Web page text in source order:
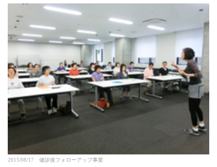
2015/08/17 健診後フォローアップ事業